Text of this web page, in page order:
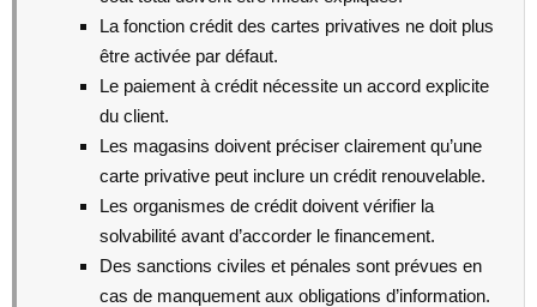
La fonction crédit des cartes privatives ne doit plus
être activée par défaut.
Le paiement à crédit nécessite un accord explicite
du client.
Les magasins doivent préciser clairement qu’une
carte privative peut inclure un crédit renouvelable.
Les organismes de crédit doivent vérifier la
solvabilité avant d’accorder le financement.
Des sanctions civiles et pénales sont prévues en
cas de manquement aux obligations d’information.